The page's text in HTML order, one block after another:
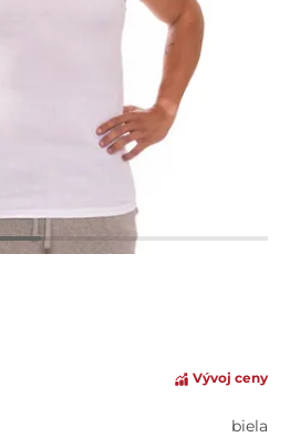
Vývoj ceny
biela